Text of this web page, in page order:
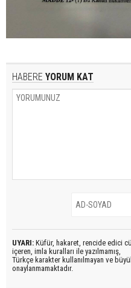
HABERE YORUM KAT
UYARI: Küfür, hakaret, rencide edici
içeren, imla kuralları ile yazılmamış,
Türkçe karakter kullanılmayan ve
onaylanmamaktadır.